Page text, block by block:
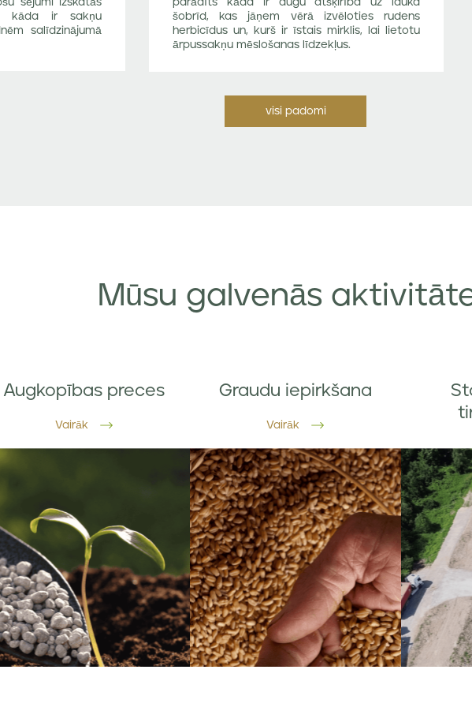
sējumi izskatās
kāda ir sakņu
salīdzinājumā
parādīts kāda ir augu atšķirība uz lauka
šobrīd, kas jāņem vērā izvēloties rudens
herbicīdus un, kurš ir īstais mirklis, lai lietotu
ārpussakņu mēslošanas līdzekļus.
visi padomi
Mūsu galvenās
Augkopības preces
Vairāk
Graudu iepirkšana
Vairāk